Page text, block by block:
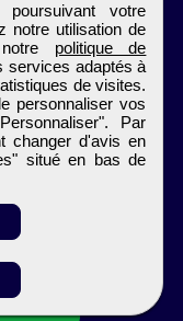
votre
notre utilisation de
politique de
adaptés à
de visites.
personnaliser vos
Par
changer d'avis en
situé en bas de
- 2026